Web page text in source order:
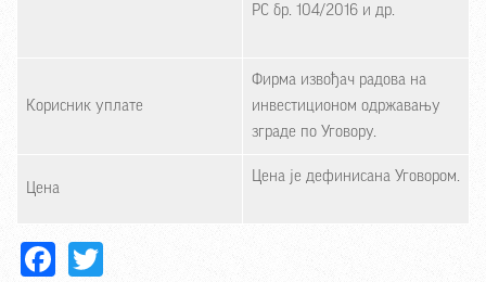
РС бр. 104/2016 и др.
Корисник уплате
Фирма извођач радова на
инвестиционом одржавању
зграде по Уговору.
Цена
Цена је дефинисана Уговором.
Facebook